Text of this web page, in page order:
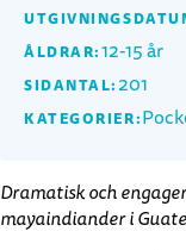
ÅLDRAR:12-15 år
SIDANTAL: 201
KATEGORIER:
Dramatisk och
mayaindiander i